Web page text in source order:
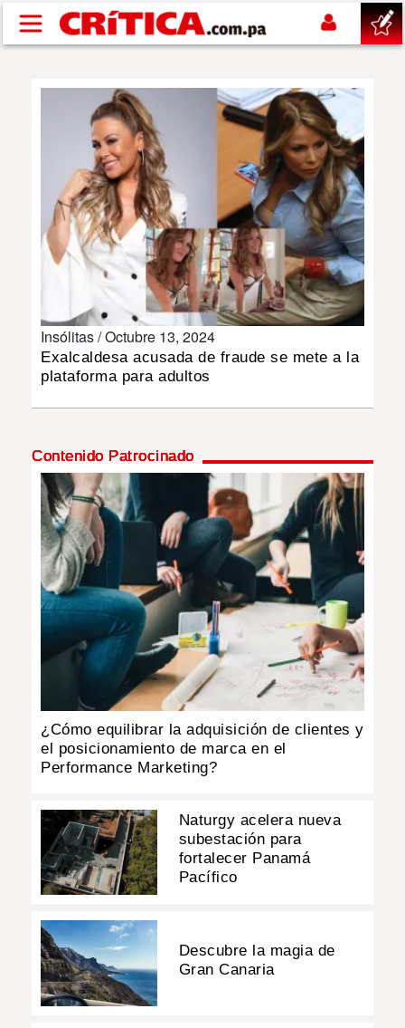
Pasar al contenido principal
NACIONAL
POLÍTICA
DEPORTES
MUNDO
MULTIMEDIA
IMPRESO
Insólitas /Octubre 13, 2024
Exalcaldesa acusada de fraude se mete a la
plataforma para adultos
Contenido Patrocinado
¿Cómo equilibrar la adquisición de clientes y
el posicionamiento de marca en el
Performance Marketing?
Naturgy acelera nueva
subestación para
fortalecer Panamá
Pacífico
Descubre la magia de
Gran Canaria